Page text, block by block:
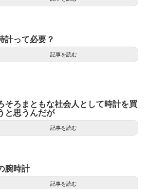
計って必要？
記事を読む
そろまともな社会人として時計を買
と思うんだが
記事を読む
腕時計
記事を読む